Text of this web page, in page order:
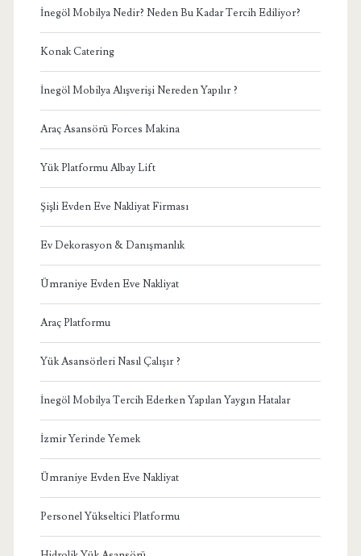
İnegöl Mobilya Nedir? Neden Bu Kadar Tercih Ediliyor?
Konak Catering
İnegöl Mobilya Alışverişi Nereden Yapılır ?
Araç Asansörü Forces Makina
Yük Platformu Albay Lift
Şişli Evden Eve Nakliyat Firması
Ev Dekorasyon & Danışmanlık
Ümraniye Evden Eve Nakliyat
Araç Platformu
Yük Asansörleri Nasıl Çalışır ?
İnegöl Mobilya Tercih Ederken Yapılan Yaygın Hatalar
İzmir Yerinde Yemek
Ümraniye Evden Eve Nakliyat
Personel Yükseltici Platformu